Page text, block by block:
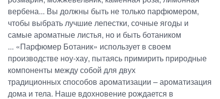
вербена... Вы должны быть не только парфюмером,
чтобы выбрать лучшие лепестки, сочные ягоды и
самые ароматные листья, но и быть ботаником
... «Парфюмер Ботаник» использует в своем
производстве ноу-хау, пытаясь примирить природные
компоненты между собой для двух
традиционных cпособов ароматизации – ароматизация
дома и тела. Наше вдохновение рождается в